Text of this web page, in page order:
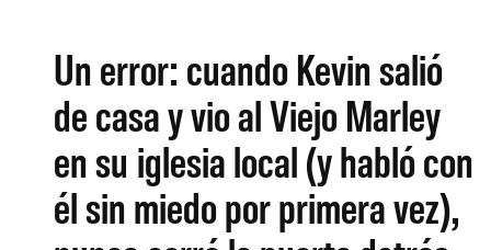
Un error: cuando Kevin salió
de casa y vio al Viejo Marley
en su iglesia local (y habló con
él sin miedo por primera vez),